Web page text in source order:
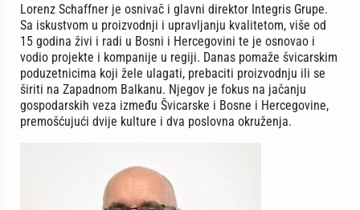
Lorenz Schaffner je osnivač i glavni direktor Integris Grupe.
Sa iskustvom u proizvodnji i upravljanju kvalitetom, više od
15 godina živi i radi u Bosni i Hercegovini te je osnovao i
vodio projekte i kompanije u regiji. Danas pomaže švicarskim
poduzetnicima koji žele ulagati, prebaciti proizvodnju ili se
širiti na Zapadnom Balkanu. Njegov je fokus na jačanju
gospodarskih veza između Švicarske i Bosne i Hercegovine,
premošćujući dvije kulture i dva poslovna okruženja.